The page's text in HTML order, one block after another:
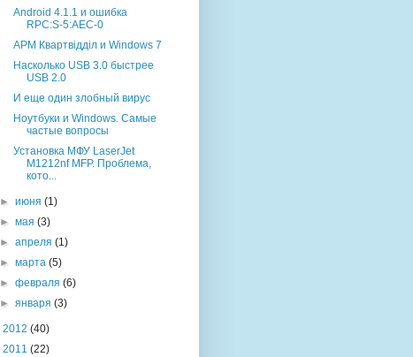
Android 4.1.1 и ошибка
RPC:S-5:AEC-0
АРМ Квартвідділ и Windows 7
Насколько USB 3.0 быстрее
USB 2.0
И еще один злобный вирус
Ноутбуки и Windows. Самые
частые вопросы
Установка МФУ LaserJet
M1212nf MFP. Проблема,
кото...
►июня(1)
►мая(3)
►апреля(1)
►марта(5)
►февраля(6)
►января(3)
2012 (40)
2011 (22)